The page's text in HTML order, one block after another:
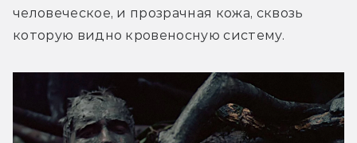
человеческое, и прозрачная кожа, сквозь
которую видно кровеносную систему.